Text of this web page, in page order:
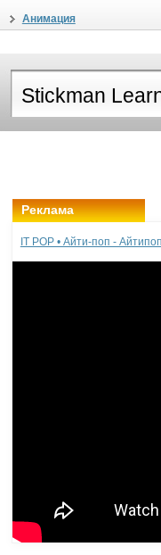
Анимация
Реклама
IT POP • Айти-поп -